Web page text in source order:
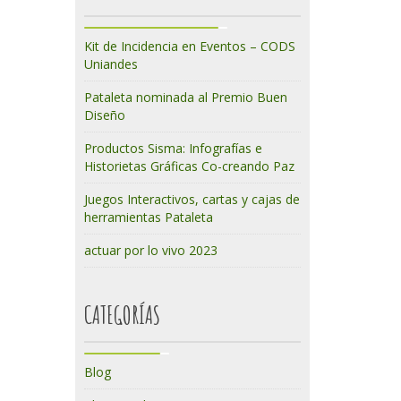
Kit de Incidencia en Eventos – CODS
Uniandes
Pataleta nominada al Premio Buen
Diseño
Productos Sisma: Infografías e
Historietas Gráficas Co-creando Paz
Juegos Interactivos, cartas y cajas de
herramientas Pataleta
actuar por lo vivo 2023
CATEGORÍAS
Blog